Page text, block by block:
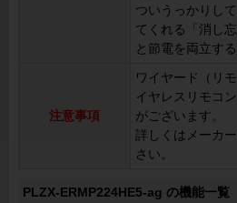
ついうっかりし
てくれる「消し
と節電を両立す
注意事項
ワイヤード（リ
イヤレスリモコ
がございます。
詳しくはメーカ
さい。
PLZX-ERMP224HE5-ag の機能一覧